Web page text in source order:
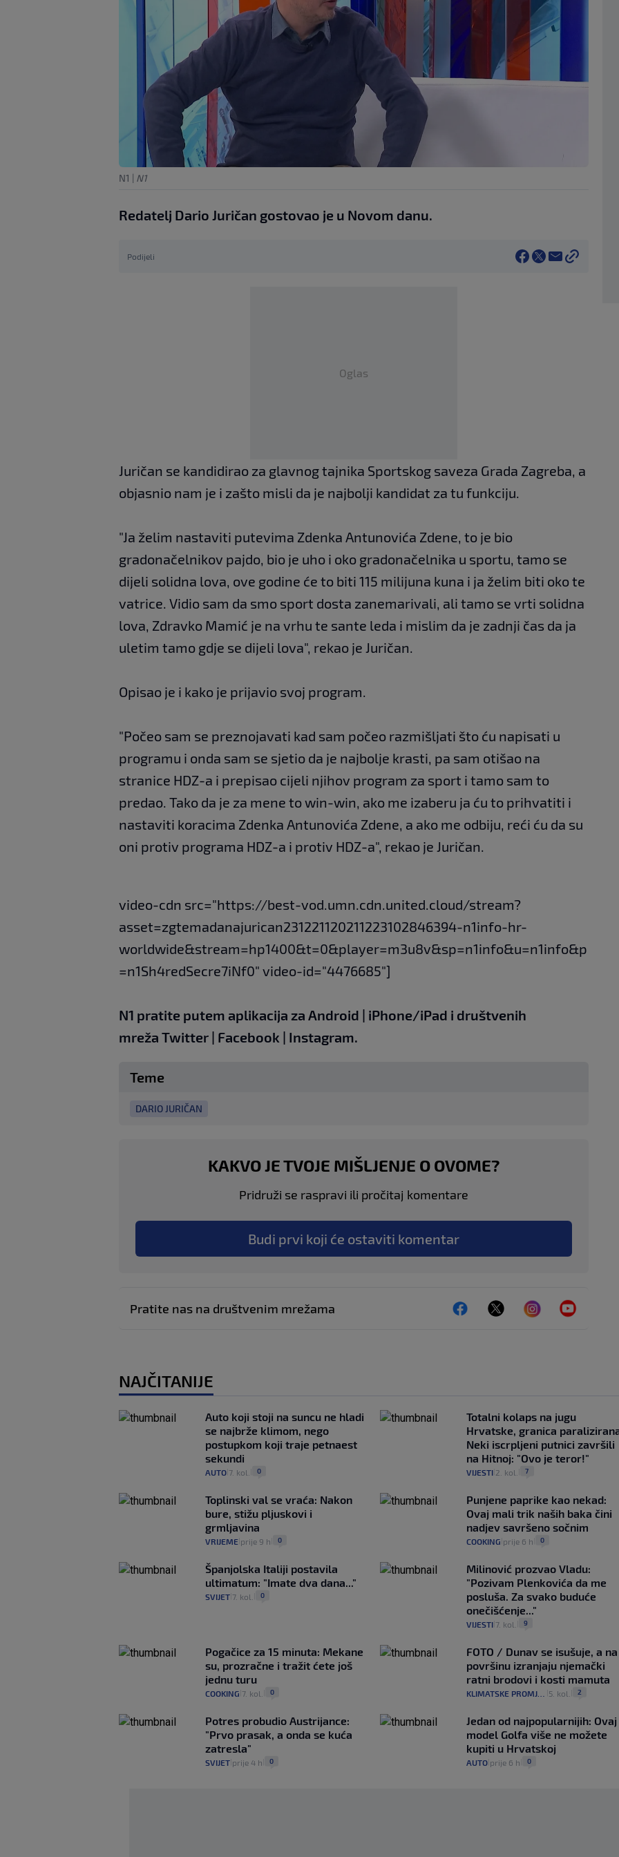
N1 | N1
Redatelj Dario Juričan gostovao je u Novom danu.
Podijeli
Oglas
Juričan se kandidirao za glavnog tajnika Sportskog saveza Grada Zagreba, a
objasnio nam je i zašto misli da je najbolji kandidat za tu funkciju.
"Ja želim nastaviti putevima Zdenka Antunovića Zdene, to je bio
gradonačelnikov pajdo, bio je uho i oko gradonačelnika u sportu, tamo se
dijeli solidna lova, ove godine će to biti 115 milijuna kuna i ja želim biti oko te
vatrice. Vidio sam da smo sport dosta zanemarivali, ali tamo se vrti solidna
lova, Zdravko Mamić je na vrhu te sante leda i mislim da je zadnji čas da ja
uletim tamo gdje se dijeli lova", rekao je Juričan.
Opisao je i kako je prijavio svoj program.
"Počeo sam se preznojavati kad sam počeo razmišljati što ću napisati u
programu i onda sam se sjetio da je najbolje krasti, pa sam otišao na
stranice HDZ-a i prepisao cijeli njihov program za sport i tamo sam to
predao. Tako da je za mene to win-win, ako me izaberu ja ću to prihvatiti i
nastaviti koracima Zdenka Antunovića Zdene, a ako me odbiju, reći ću da su
oni protiv programa HDZ-a i protiv HDZ-a", rekao je Juričan.
video-cdn src="https://best-vod.umn.cdn.united.cloud/stream?
asset=zgtemadanajurican231221120211223102846394-n1info-hr-
worldwide&stream=hp1400&t=0&player=m3u8v&sp=n1info&u=n1info&p
=n1Sh4redSecre7iNf0" video-id="4476685"]
N1 pratite putem aplikacija za Android | iPhone/iPad i društvenih
mreža Twitter | Facebook | Instagram.
Teme
DARIO JURIČAN
KAKVO JE TVOJE MIŠLJENJE O OVOME?
Pridruži se raspravi ili pročitaj komentare
Budi prvi koji će ostaviti komentar
Pratite nas na društvenim mrežama
NAJČITANIJE
Auto koji stoji na suncu ne hladi
se najbrže klimom, nego
postupkom koji traje petnaest
sekundi
AUTO 7. kol. 0
Totalni kolaps na jugu
Hrvatske, granica
Neki iscrpljeni putnici završili
na Hitnoj: "Ovo je teror!"
VIJESTI| 2. kol. 7
Toplinski val se vraća: Nakon
bure, stižu pljuskovi i
grmljavina
VRIJEME prije 9 h 0
Punjene paprike kao nekad:
Ovaj mali trik naših baka čini
nadjev savršeno sočnim
COOKING prije 6 h 0
Španjolska Italiji postavila
ultimatum: "Imate dva dana..."
SVIJET 7. kol. 0
Milinović prozvao Vladu:
"Pozivam Plenkovića da me
posluša. Za svako buduće
onečišćenje..."
VIJESTI| 7. kol. 9
Pogačice za 15 minuta: Mekane
su, prozračne i tražit ćete još
jednu turu
COOKING 7. kol. 0
FOTO / Dunav se isušuje, a na
površinu izranjaju njemački
ratni brodovi i kosti mamuta
KLIMATSKE PROMJENE 5. kol. 2
Potres probudio Austrijance:
"Prvo prasak, a onda se kuća
zatresla"
SVIJET prije 4 h 0
Jedan od najpopularnijih: Ovaj
model Golfa više ne možete
kupiti u Hrvatskoj
AUTO| prije 6 h 0